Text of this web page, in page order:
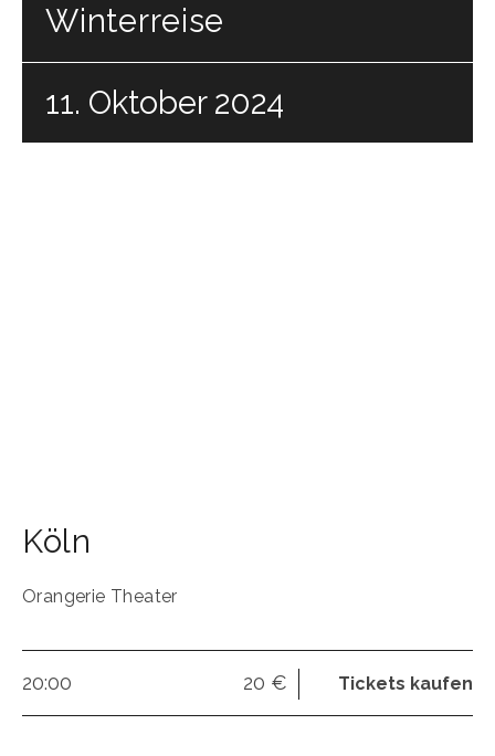
Winterreise
11. Oktober 2024
Köln
Orangerie Theater
20:00 20 € Tickets kaufen